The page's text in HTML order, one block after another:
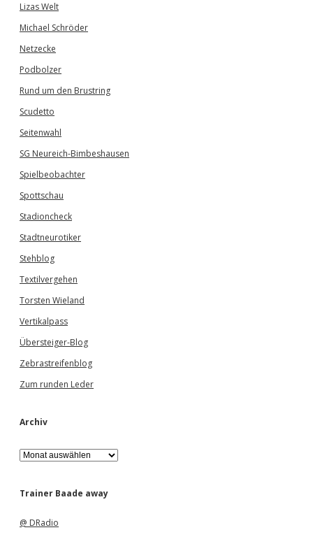
Lizas Welt
Michael Schröder
Netzecke
Podbolzer
Rund um den Brustring
Scudetto
Seitenwahl
SG Neureich-Bimbeshausen
Spielbeobachter
Spottschau
Stadioncheck
Stadtneurotiker
Stehblog
Textilvergehen
Torsten Wieland
Vertikalpass
Übersteiger-Blog
Zebrastreifenblog
Zum runden Leder
Archiv
A
r
h
Trainer Baade away
@ DRadio